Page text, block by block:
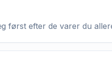
først efter de varer du